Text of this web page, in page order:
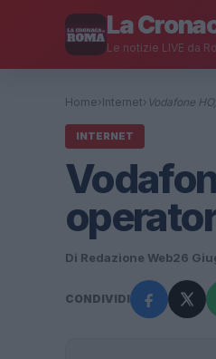
La
Le notizie LIVE da
Home› Internet› Vodafone
INTERNET
Di Redazione Web26
CONDIVIDI